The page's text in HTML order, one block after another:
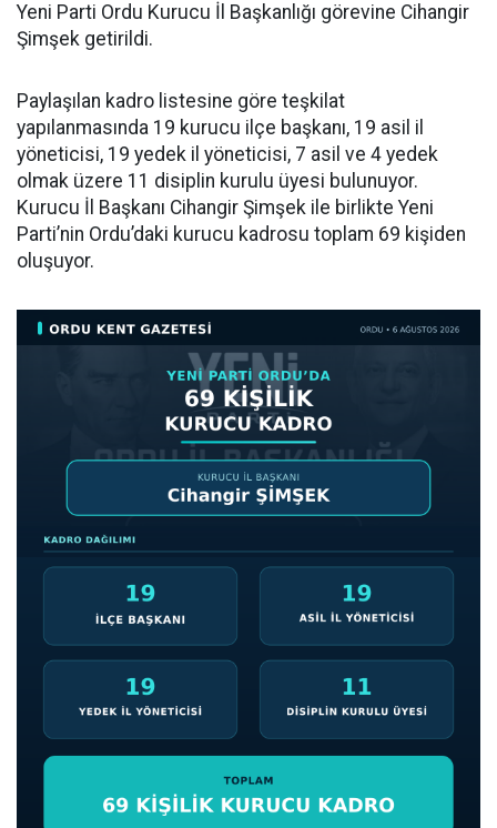
Yeni Parti Ordu Kurucu İl Başkanlığı görevine Cihangir
Şimşek getirildi.
Paylaşılan kadro listesine göre teşkilat
yapılanmasında 19 kurucu ilçe başkanı, 19 asil il
yöneticisi, 19 yedek il yöneticisi, 7 asil ve 4 yedek
olmak üzere 11 disiplin kurulu üyesi bulunuyor.
Kurucu İl Başkanı Cihangir Şimşek ile birlikte Yeni
Parti’nin Ordu’daki kurucu kadrosu toplam 69 kişiden
oluşuyor.